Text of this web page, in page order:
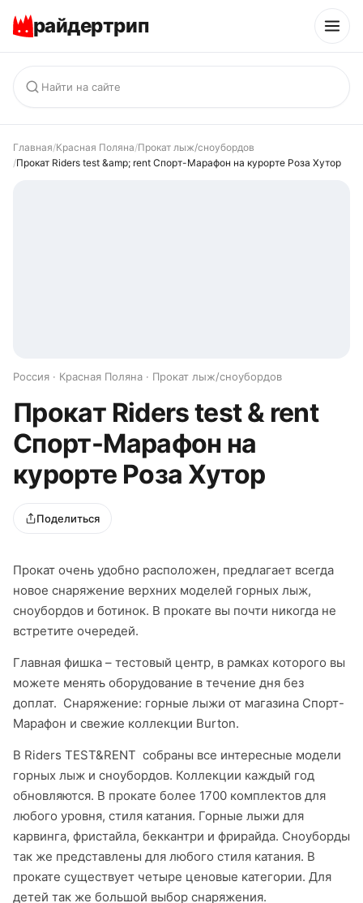
райдертрип
Главная/Красная Поляна/Прокат лыж/сноубордов
/Прокат Riders test &amp; rent Спорт-Марафон на курорте Роза Хутор
Россия · Красная Поляна · Прокат лыж/сноубордов
Прокат Riders test & rent
Спорт-Марафон на
курорте Роза Хутор
Поделиться
Прокат очень удобно расположен, предлагает всегда
новое снаряжение верхних моделей горных лыж,
сноубордов и ботинок. В прокате вы почти никогда не
встретите очередей.
Главная фишка – тестовый центр, в рамках которого вы
можете менять оборудование в течение дня без
доплат. Снаряжение: горные лыжи от магазина Спорт-
Марафон и свежие коллекции Burton.
В Riders TEST&RENT собраны все интересные модели
горных лыж и сноубордов. Коллекции каждый год
обновляются. В прокате более 1700 комплектов для
любого уровня, стиля катания. Горные лыжи для
карвинга, фристайла, беккантри и фрирайда. Сноуборды
так же представлены для любого стиля катания. В
прокате существует четыре ценовые категории. Для
детей так же большой выбор снаряжения.